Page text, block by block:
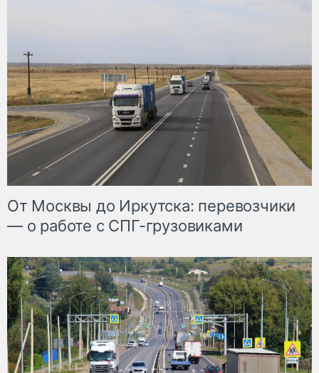
От Москвы до Иркутска: перевозчики
— о работе с СПГ-грузовиками